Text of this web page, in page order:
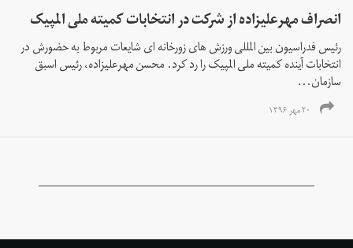
انصراف مهرعلیزاده از شرکت در انتخابات کمیته ملی المپیک
رئیس فدراسیون بین المللی ورزش های زورخانه ای شایعات مربوط به حضورش در
انتخابات آینده کمیته ملی المپیک را رد کرد. محسن مهرعلیزاده، رئیس اسبق
سازمان...
۲۰ مهر ۱۳۹۶